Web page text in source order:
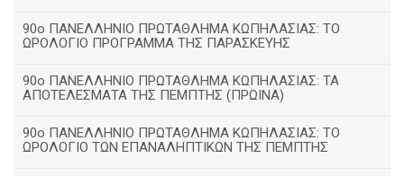
90ο ΠΑΝΕΛΛΗΝΙΟ ΠΡΩΤΑΘΛΗΜΑ ΚΩΠΗΛΑΣΙΑΣ: ΤΟ
ΩΡΟΛΟΓΙΟ ΠΡΟΓΡΑΜΜΑ ΤΗΣ ΠΑΡΑΣΚΕΥΗΣ
90ο ΠΑΝΕΛΛΗΝΙΟ ΠΡΩΤΑΘΛΗΜΑ ΚΩΠΗΛΑΣΙΑΣ: ΤΑ
ΑΠΟΤΕΛΕΣΜΑΤΑ ΤΗΣ ΠΕΜΠΤΗΣ (ΠΡΩΙΝΑ)
90o ΠΑΝΕΛΛΗΝΙΟ ΠΡΩΤΑΘΛΗΜΑ ΚΩΠΗΛΑΣΙΑΣ: ΤΟ
ΩΡΟΛΟΓΙΟ ΤΩΝ ΕΠΑΝΑΛΗΠΤΙΚΩΝ ΤΗΣ ΠΕΜΠΤΗΣ